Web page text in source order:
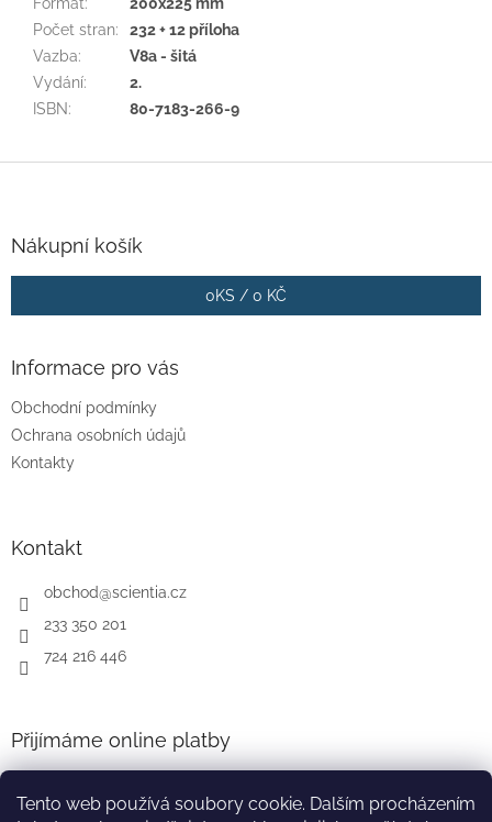
Tento web používá soubory cookie. Dalším procházením
Formát:
200x225 mm
Počet stran:
232 + 12 příloha
Vazba:
V8a - šitá
Vydání:
2.
ISBN: 80-7183-266-9
Nákupní košík
0KS / 0 KČ
Informace pro vás
Obchodní podmínky
Ochrana osobních údajů
Kontakty
Kontakt
obchod@scientia.cz
233 350 201
724 216 446
Přijímáme online platby